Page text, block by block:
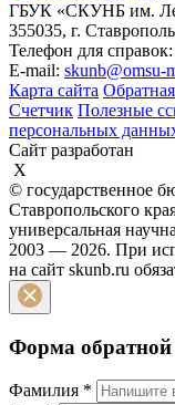
ГБУК «СКУНБ им.
355035, г.
Телефон для
E-mail: skunb@omsu-
Карта сайта
Счетчик Полезные
персональных
Сайт разработан
X
© государственное
Ставропольского
универсальная
2003 — 2026. При
на сайт skunb.ru
Форма обратной
Фамилия *